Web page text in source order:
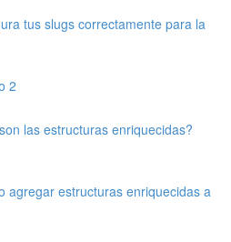
tus slugs correctamente para la
2
las estructuras enriquecidas?
agregar estructuras enriquecidas a